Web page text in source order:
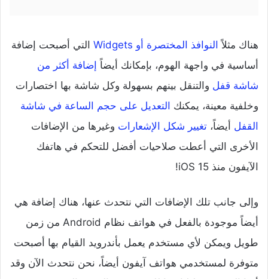
هناك مثلاً النوافذ المختصرة أو Widgets
التي أصبحت إضافة
أساسية في واجهة الهوم، بإمكانك أيضاً إضافة أكثر من
شاشة قفل والتنقل بينهم بسهولة وكل شاشة بها اختصارات
وخلفية معينة، يمكنك التعديل على حجم الساعة في شاشة
القفل أيضاً، تغيير شكل الإشعارات وغيرها من الإضافات
الأخرى التي أعطت صلاحيات أفضل للتحكم في هاتفك
الآيفون منذ iOS 15!
وإلى جانب تلك الإضافات التي نتحدث عنها، هناك إضافة هي
أيضاً موجودة بالفعل في هواتف نظام Android من زمن
طويل ويمكن لأي مستخدم يعمل بأندرويد القيام بها أصبحت
متوفرة لمستخدمي هواتف آيفون أيضاً، نحن نتحدث الآن وقد